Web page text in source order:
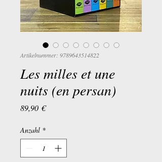
Artikelnummer: 9789643514822
Les milles et une
nuits (en persan)
89,90 €Preis
Anzahl *